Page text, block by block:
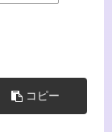
コピー